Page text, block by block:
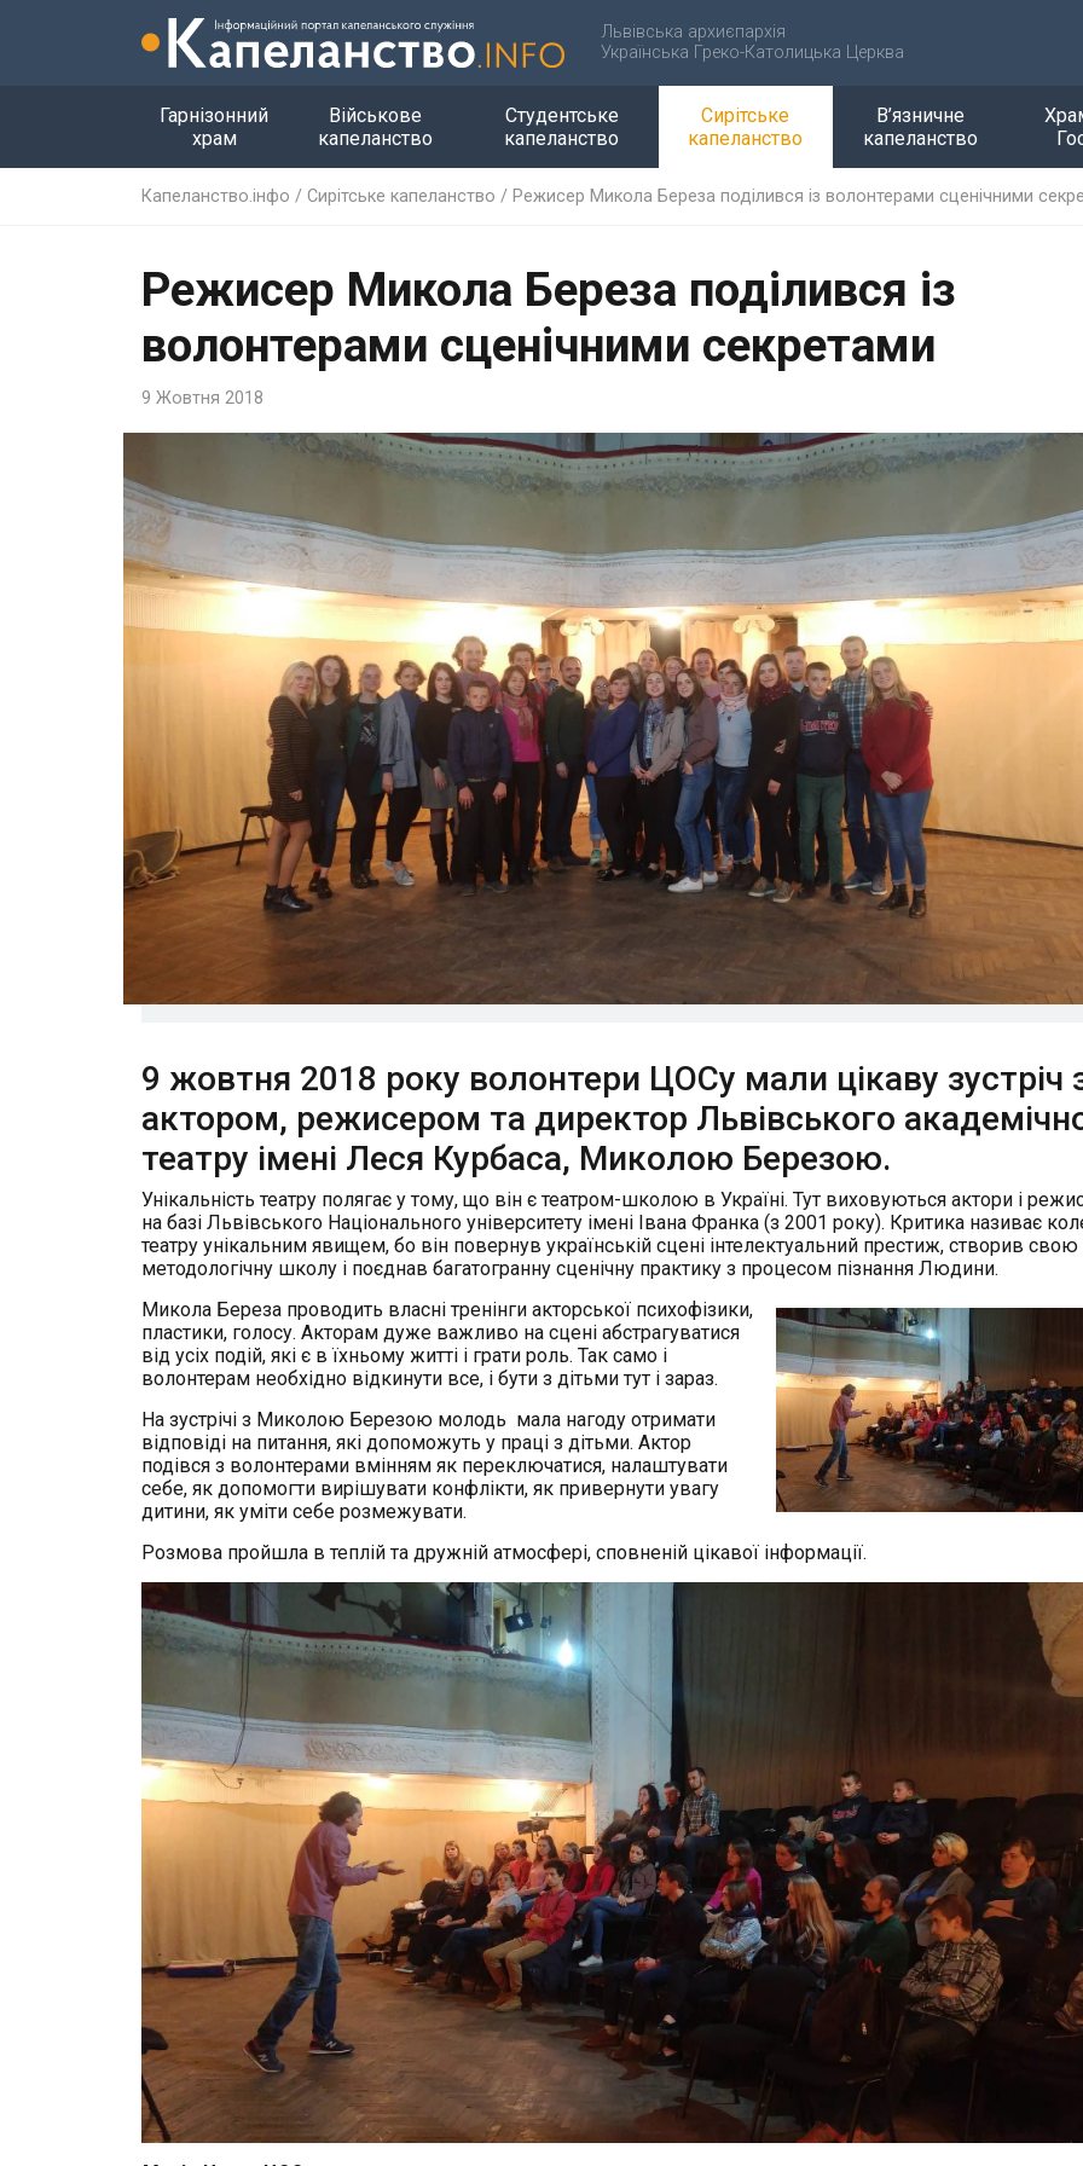
Львівська архиєпархія
Українська Греко-Католицька Церква
Гарнізонний
храм
Військове
капеланство
Студентське
капеланство
Сирітське
капеланство
В’язничне
капеланство
Капеланство.інфо / Сирітське капеланство / Режисер Микола Береза поділився із волонтерами сценічними
Режисер Микола Береза поділився із
волонтерами сценічними секретами
9 Жовтня 2018
9 жовтня 2018 року волонтери ЦОСу мали цікаву зустріч
актором, режисером та директор Львівського
театру імені Леся Курбаса, Миколою Березою.
Унікальність театру полягає у тому, що він є театром-школою в Україні. Тут виховуються актори і
на базі Львівського Національного університету імені Івана Франка (з 2001 року). Критика називає
театру унікальним явищем, бо він повернув українській сцені інтелектуальний престиж, створив свою
методологічну школу і поєднав багатогранну сценічну практику з процесом пізнання Людини.
Микола Береза проводить власні тренінги акторської психофізики,
пластики, голосу. Акторам дуже важливо на сцені абстрагуватися
від усіх подій, які є в їхньому житті і грати роль. Так само і
волонтерам необхідно відкинути все, і бути з дітьми тут і зараз.
На зустрічі з Миколою Березою молодь мала нагоду отримати
відповіді на питання, які допоможуть у праці з дітьми. Актор
подівся з волонтерами вмінням як переключатися, налаштувати
себе, як допомогти вирішувати конфлікти, як привернути увагу
дитини, як уміти себе розмежувати.
Розмова пройшла в теплій та дружній атмосфері, сповненій цікавої інформації.